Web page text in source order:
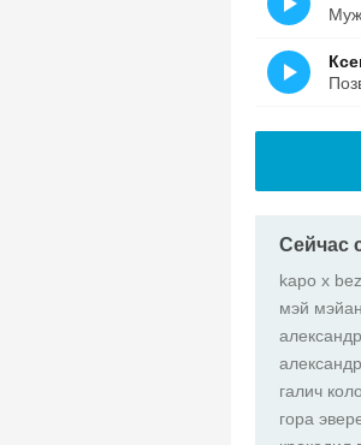
Сейчас
kapo x
мэй
галич
гора